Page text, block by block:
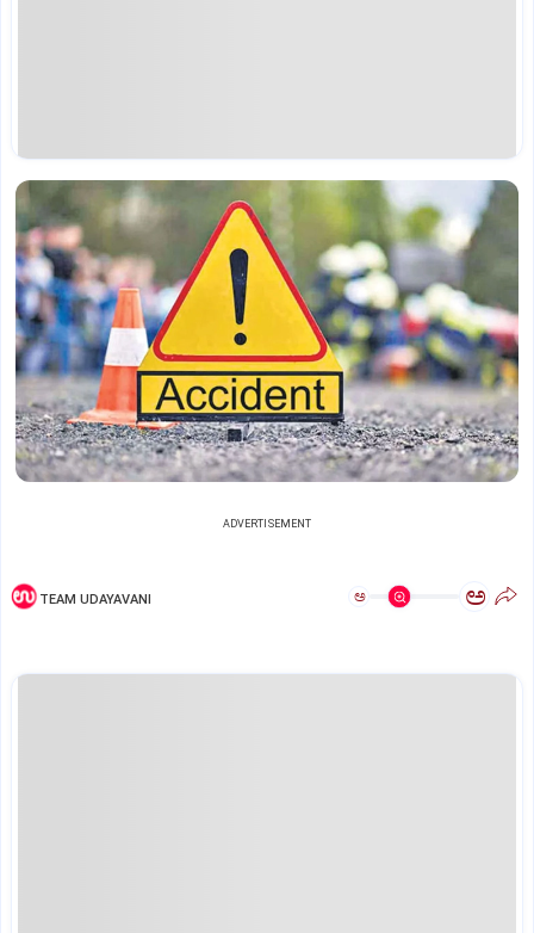
ADVERTISEMENT
TEAM UDAYAVANI ಅ ಅ